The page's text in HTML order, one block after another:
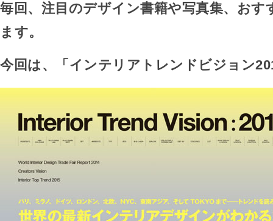
毎回、注目のデザイン書籍や写真集、おす
ます。
今回は、「インテリアトレンドビジョン